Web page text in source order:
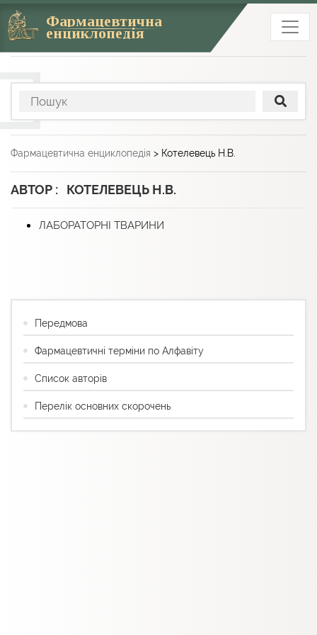
Фармацевтична
енциклопедія
Фармацевтична енциклопедія > Котелевець Н.В.
АВТОР : КОТЕЛЕВЕЦЬ Н.В.
ЛАБОРАТОРНІ ТВАРИНИ
Передмова
Фармацевтичні терміни по Алфавіту
Список авторів
Перелік основних скорочень